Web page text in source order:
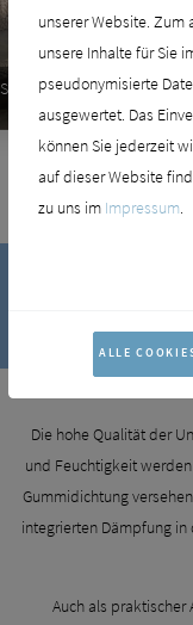
Modern Unit
Die hohe Qualität der
und Feuchtigkeit
Gummidichtung
integrierten Dämpfung in
Auch als
unserer Website.
unsere Inhalte für Sie
pseudonymisierte
ausgewertet. Das
können Sie jederzeit
auf dieser Website
zu uns im Impressum.
ALLE